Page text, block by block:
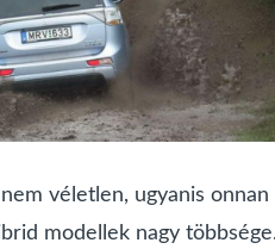
véletlen, ugyanis onnan
modellek nagy